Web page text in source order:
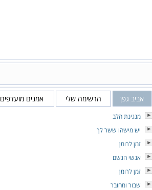
אביב גפן הרשימה שלי אמנים מועדפים
מנגינת הלב
יש מישהו ששר לך
זמן לרומן
אנשי הגשם
זמן לרומן
שבור ומחובר